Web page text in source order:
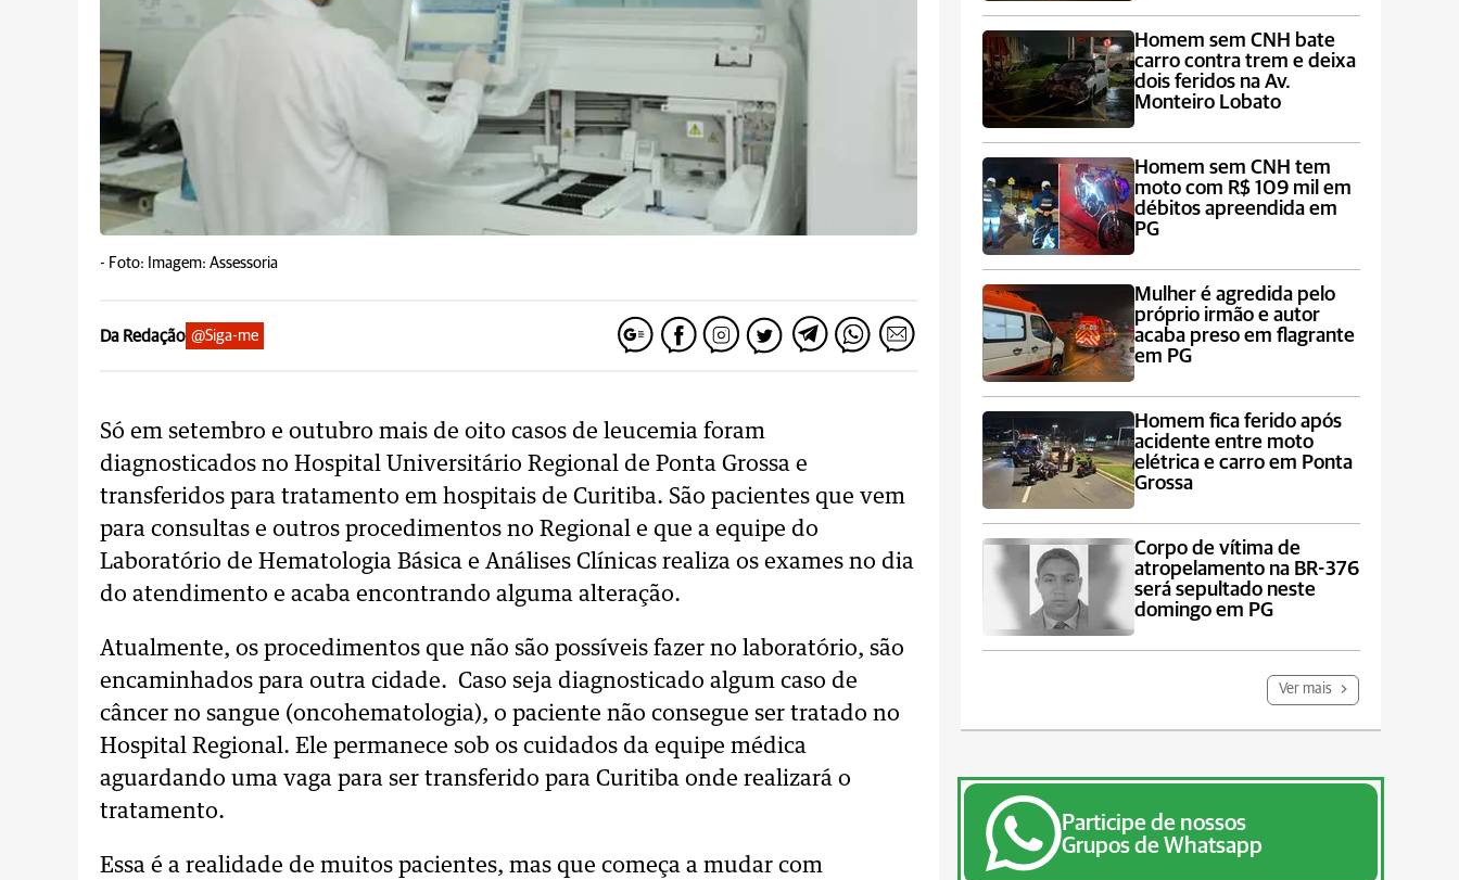
- Foto: Imagem: Assessoria
Da Redação @Siga-me
Só em setembro e outubro mais de oito casos de leucemia foram
diagnosticados no Hospital Universitário Regional de Ponta Grossa e
transferidos para tratamento em hospitais de Curitiba. São pacientes que vem
para consultas e outros procedimentos no Regional e que a equipe do
Laboratório de Hematologia Básica e Análises Clínicas realiza os exames no dia
do atendimento e acaba encontrando alguma alteração.
Atualmente, os procedimentos que não são possíveis fazer no laboratório, são
encaminhados para outra cidade. Caso seja diagnosticado algum caso de
câncer no sangue (oncohematologia), o paciente não consegue ser tratado no
Hospital Regional. Ele permanece sob os cuidados da equipe médica
aguardando uma vaga para ser transferido para Curitiba onde realizará o
tratamento.
Essa é a realidade de muitos pacientes, mas que começa a mudar com
Homem sem CNH bate
carro contra trem e deixa
dois feridos na Av.
Monteiro Lobato
Homem sem CNH tem
moto com R$ 109 mil em
débitos apreendida em
PG
Mulher é agredida pelo
próprio irmão e autor
acaba preso em flagrante
em PG
Homem fica ferido após
acidente entre moto
elétrica e carro em Ponta
Grossa
Corpo de vítima de
atropelamento na BR-376
será sepultado neste
domingo em PG
Ver mais
Participe de nossos
Grupos de Whatsapp